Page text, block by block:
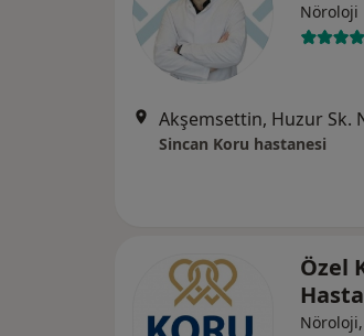
Nöroloji
Akşemsettin, Huzur Sk.
Sincan Koru hastanesi
Özel
Nöroloji,